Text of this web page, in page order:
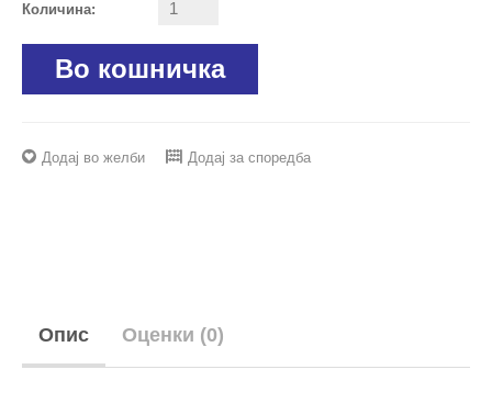
Количина:
Во кошничка
Додај во желби Додај за споредба
Опис Оценки (0)